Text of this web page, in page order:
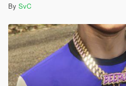
By SvC